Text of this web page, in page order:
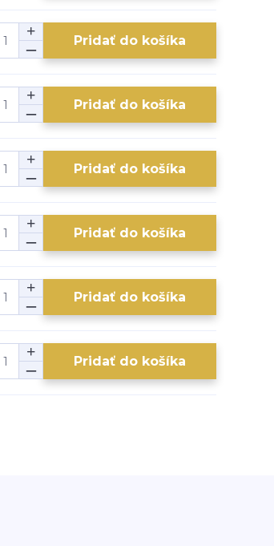
Pridať do košíka
Pridať do košíka
Pridať do košíka
Pridať do košíka
Pridať do košíka
Pridať do košíka